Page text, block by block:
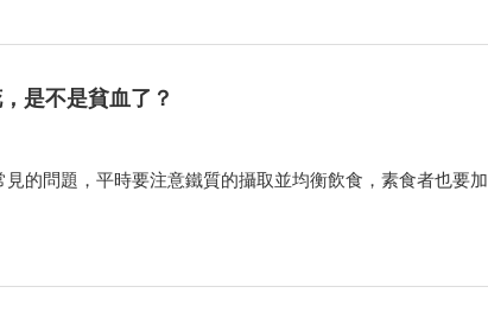
是不是貧血了？
的問題，平時要注意鐵質的攝取並均衡飲食，素食者也要加